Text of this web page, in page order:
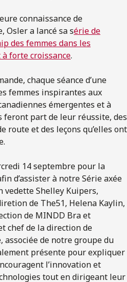
connaissance de
Osler a lancé sa série de
des femmes dans les
forte croissance.
chaque séance d’une
femmes inspirantes aux
émergentes et à
feront part de leur réussite, des
route et des leçons qu’elles ont
14 septembre pour la
d’assister à notre Série axée
vedette Shelley Kuipers,
de The51, Helena Kaylin,
de MINDD Bra et
chef de la direction de
associée de notre groupe du
présente pour expliquer
l’innovation et
tout en dirigeant leur